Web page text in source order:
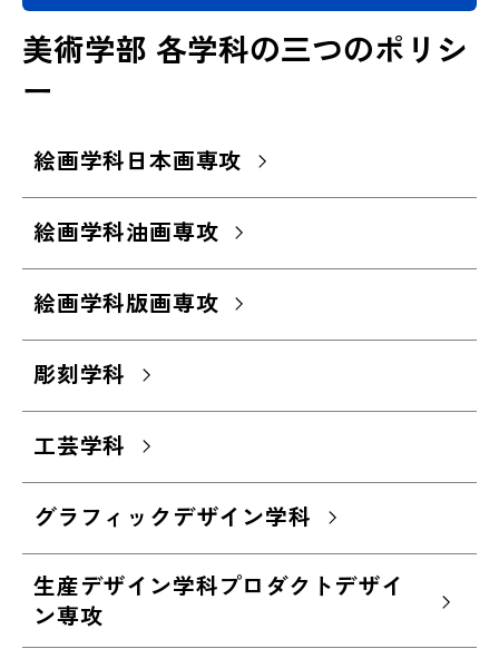
美術学部 各学科の三つのポリシ
ー
絵画学科日本画専攻
絵画学科油画専攻
絵画学科版画専攻
彫刻学科
工芸学科
グラフィックデザイン学科
生産デザイン学科プロダクトデザイ
ン専攻